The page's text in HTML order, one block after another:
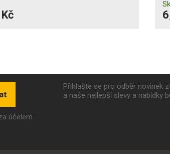
účelem
Přihlašte se pro odběr novinek
a naše nejlepší slevy a nabídky